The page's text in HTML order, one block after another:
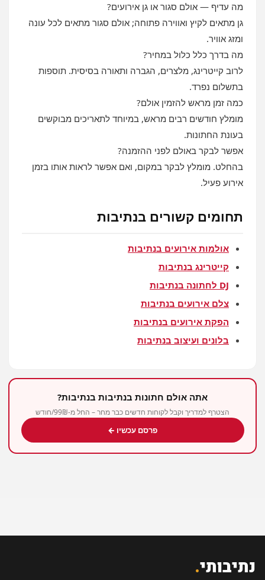
מה עדיף — אולם סגור או גן אירועים?
גן מתאים לקיץ ואווירה פתוחה; אולם סגור מתאים לכל עונה
ומזג אוויר.
מה בדרך כלל כלול במחיר?
לרוב קייטרינג, מלצרים, הגברה ותאורה בסיסית. תוספות
בתשלום נפרד.
כמה זמן מראש להזמין אולם?
מומלץ חודשים רבים מראש, במיוחד לתאריכים מבוקשים
בעונת החתונות.
אפשר לבקר באולם לפני ההזמנה?
בהחלט. מומלץ לבקר במקום, ואם אפשר לראות אותו בזמן
אירוע פעיל.
תחומים קשורים בנתיבות
אולמות אירועים בנתיבות
קייטרינג בנתיבות
DJ לחתונה בנתיבות
צלם אירועים בנתיבות
הפקת אירועים בנתיבות
בלונים ועיצוב בנתיבות
אתה אולם חתונות בנתיבות בנתיבות?
הצטרף למדריך וקבל לקוחות חדשים כבר מחר – החל מ-99₪/חודש
פרסם עכשיו ←
נתיבותי.